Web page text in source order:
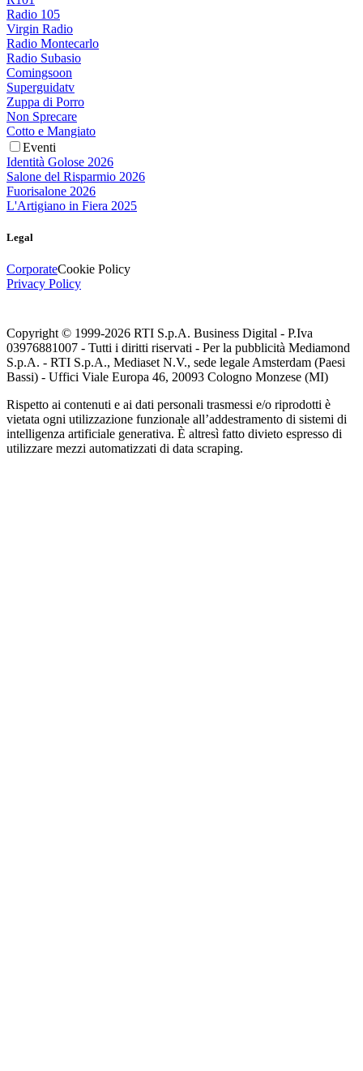
Radio 105
Virgin Radio
Radio Montecarlo
Radio Subasio
Comingsoon
Superguidatv
Zuppa di Porro
Non Sprecare
Cotto e Mangiato
Eventi
Identità Golose 2026
Salone del Risparmio 2026
Fuorisalone 2026
L'Artigiano in Fiera 2025
Legal
CorporateCookie Policy
Privacy Policy
Copyright © 1999-2026 RTI S.p.A. Business Digital - P.Iva
03976881007 - Tutti i diritti riservati - Per la pubblicità Mediamond
S.p.A. - RTI S.p.A., Mediaset N.V., sede legale Amsterdam (Paesi
Bassi) - Uffici Viale Europa 46, 20093 Cologno Monzese (MI)
Rispetto ai contenuti e ai dati personali trasmessi e/o riprodotti è
vietata ogni utilizzazione funzionale all’addestramento di sistemi di
intelligenza artificiale generativa. È altresì fatto divieto espresso di
utilizzare mezzi automatizzati di data scraping.